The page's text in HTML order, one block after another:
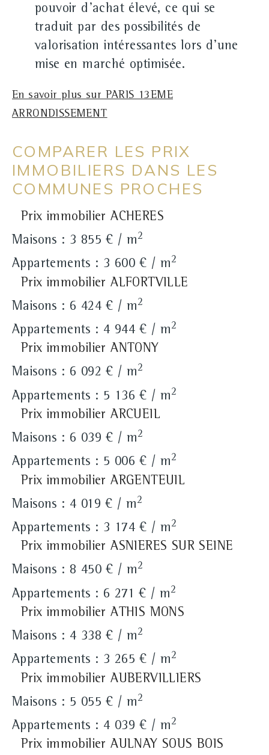
pouvoir d'achat élevé, ce qui se
traduit par des possibilités de
valorisation intéressantes lors d'une
mise en marché optimisée.
En savoir plus sur PARIS 13EME
ARRONDISSEMENT
COMPARER LES PRIX
IMMOBILIERS DANS LES
COMMUNES PROCHES
Prix immobilier ACHERES
Maisons : 3 855 € / m2
Appartements : 3 600 € / m2
Prix immobilier ALFORTVILLE
Maisons : 6 424 € / m2
Appartements : 4 944 € / m2
Prix immobilier ANTONY
Maisons : 6 092 € / m2
Appartements : 5 136 € / m2
Prix immobilier ARCUEIL
Maisons : 6 039 € / m2
Appartements : 5 006 € / m2
Prix immobilier ARGENTEUIL
Maisons : 4 019 € / m2
Appartements : 3 174 € / m2
Prix immobilier ASNIERES SUR SEINE
Maisons : 8 450 € / m2
Appartements : 6 271 € / m2
Prix immobilier ATHIS MONS
Maisons : 4 338 € / m2
Appartements : 3 265 € / m2
Prix immobilier AUBERVILLIERS
Maisons : 5 055 € / m2
Appartements : 4 039 € / m2
Prix immobilier AULNAY SOUS BOIS